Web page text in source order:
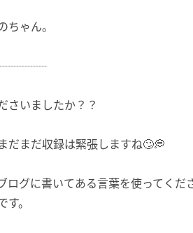
ゃん。
さいましたか？？
だまだ収録は緊張しますね🙄💭
ログに書いてある言葉を使ってくだ
。